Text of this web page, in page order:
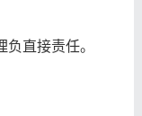
直接责任。